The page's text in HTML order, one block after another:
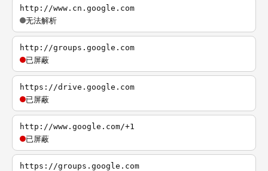
http://www.cn.google.com
无法解析
http://groups.google.com
已屏蔽
https://drive.google.com
已屏蔽
http://www.google.com/+1
已屏蔽
https://groups.google.com